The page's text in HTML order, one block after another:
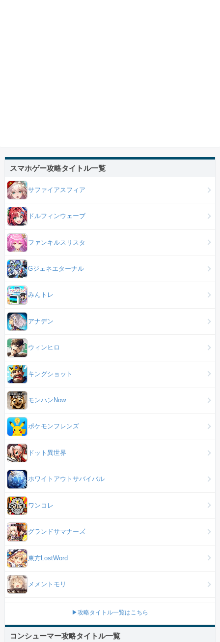
スマホゲー攻略タイトル一覧
サファイアスフィア
ドルフィンウェーブ
ファンキルスリスタ
Gジェネエターナル
みんトレ
アナデン
ウィンヒロ
キングショット
モンハンNow
ポケモンフレンズ
ドット異世界
ホワイトアウトサバイバル
ワンコレ
グランドサマナーズ
東方LostWord
メメントモリ
▶攻略タイトル一覧はこちら
コンシューマー攻略タイトル一覧